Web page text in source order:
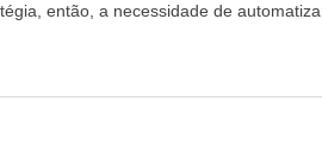
então, a necessidade de